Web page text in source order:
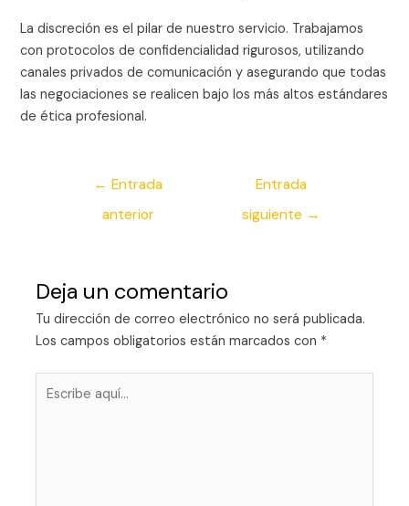
La discreción es el pilar de nuestro servicio. Trabajamos
con protocolos de confidencialidad rigurosos, utilizando
canales privados de comunicación y asegurando que todas
las negociaciones se realicen bajo los más altos estándares
de ética profesional.
← Entrada
anterior
Entrada
siguiente →
Deja un comentario
Tu dirección de correo electrónico no será publicada.
Los campos obligatorios están marcados con *